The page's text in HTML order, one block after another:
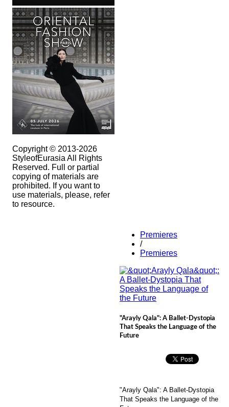
Copyright © 2013-2026
StyleofEurasia All Rights
Reserved. Full or partial
copying of materials are
prohibited. If you want to
use materials, please, refer
to resource.
Premieres
/
Premieres
"Arayly Qala": A Ballet-Dystopia
That Speaks the Language of the
Future
"Arayly Qala": A Ballet-Dystopia
That Speaks the Language of the